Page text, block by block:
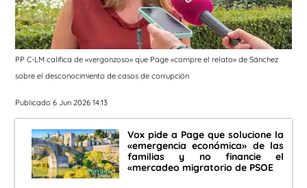
PP C-LM califica de «vergonzoso» que Page «compre el relato» de Sánchez
sobre el desconocimiento de casos de corrupción
Publicado 6 Jun 2026 14:13
Vox pide a Page que solucione la
«emergencia económica» de las
familias y no financie el
«mercadeo migratorio de PSOE